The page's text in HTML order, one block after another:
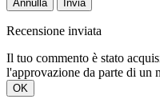
Annulla Invia
Recensione inviata
Il tuo commento è stato
l'approvazione da parte di un
OK